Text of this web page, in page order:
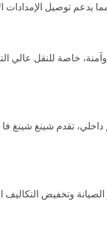
يدعم توصيل الإمدادات
خاصة للنقل عالي
تصميم داخلي، تقدم شينغ
وتخفيض التكاليف